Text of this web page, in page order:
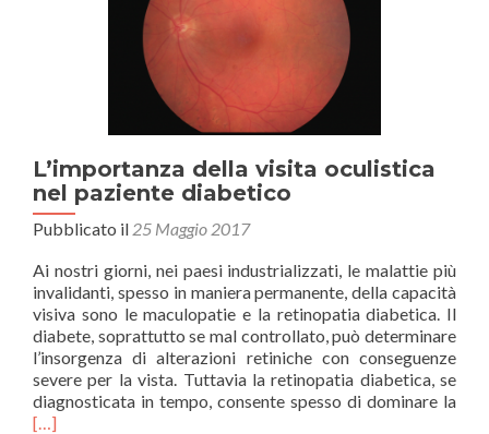
L’importanza della visita oculistica
nel paziente diabetico
Pubblicato il 25 Maggio 2017
Ai nostri giorni, nei paesi industrializzati, le malattie più
invalidanti, spesso in maniera permanente, della capacità
visiva sono le maculopatie e la retinopatia diabetica. Il
diabete, soprattutto se mal controllato, può determinare
l’insorgenza di alterazioni retiniche con conseguenze
severe per la vista. Tuttavia la retinopatia diabetica, se
diagnosticata in tempo, consente spesso di dominare la
[…]